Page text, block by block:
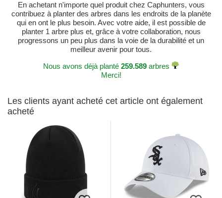
En achetant n'importe quel produit chez Caphunters, vous
contribuez à planter des arbres dans les endroits de la planète
qui en ont le plus besoin. Avec votre aide, il est possible de
planter 1 arbre plus et, grâce à votre collaboration, nous
progressons un peu plus dans la voie de la durabilité et un
meilleur avenir pour tous.
Nous avons déjà planté 259.589 arbres
Merci!
Les clients ayant acheté cet article ont également
acheté